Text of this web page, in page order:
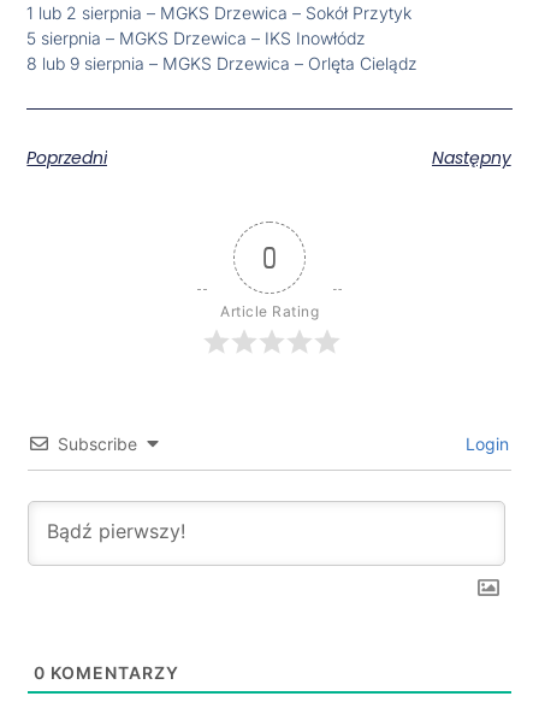
1 lub 2 sierpnia – MGKS Drzewica – Sokół Przytyk
5 sierpnia – MGKS Drzewica – IKS Inowłódz
8 lub 9 sierpnia – MGKS Drzewica – Orlęta Cielądz
Poprzedni Następny
0
Article Rating
Subscribe Login
0 KOMENTARZY